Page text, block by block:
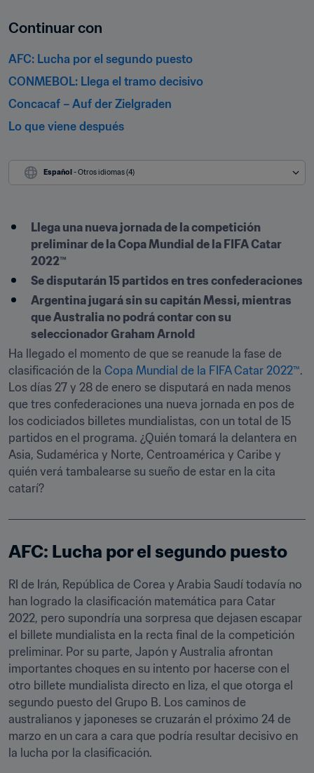
Continuar con
AFC: Lucha por el segundo puesto
CONMEBOL: Llega el tramo decisivo
Concacaf – Auf der Zielgraden
Lo que viene después
Español - Otros idiomas (4)
Llega una nueva jornada de la competición
preliminar de la Copa Mundial de la FIFA Catar
2022™
Se disputarán 15 partidos en tres confederaciones
Argentina jugará sin su capitán Messi, mientras
que Australia no podrá contar con su
seleccionador Graham Arnold
Ha llegado el momento de que se reanude la fase de
clasificación de la Copa Mundial de la FIFA Catar 2022™.
Los días 27 y 28 de enero se disputará en nada menos
que tres confederaciones una nueva jornada en pos de
los codiciados billetes mundialistas, con un total de 15
partidos en el programa. ¿Quién tomará la delantera en
Asia, Sudamérica y Norte, Centroamérica y Caribe y
quién verá tambalearse su sueño de estar en la cita
catarí?
AFC: Lucha por el segundo puesto
RI de Irán, República de Corea y Arabia Saudí todavía no
han logrado la clasificación matemática para Catar
2022, pero supondría una sorpresa que dejasen escapar
el billete mundialista en la recta final de la competición
preliminar. Por su parte, Japón y Australia afrontan
importantes choques en su intento por hacerse con el
otro billete mundialista directo en liza, el que otorga el
segundo puesto del Grupo B. Los caminos de
australianos y japoneses se cruzarán el próximo 24 de
marzo en un cara a cara que podría resultar decisivo en
la lucha por la clasificación.